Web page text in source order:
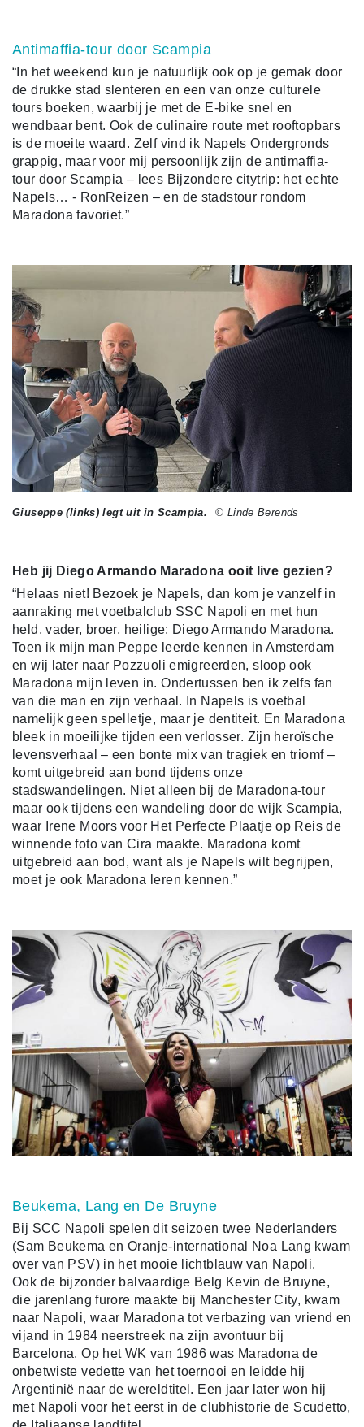
Antimaffia-tour door Scampia
“In het weekend kun je natuurlijk ook op je gemak door
de drukke stad slenteren en een van onze culturele
tours boeken, waarbij je met de E-bike snel en
wendbaar bent. Ook de culinaire route met rooftopbars
is de moeite waard. Zelf vind ik Napels Ondergronds
grappig, maar voor mij persoonlijk zijn de antimaffia-
tour door Scampia – lees Bijzondere citytrip: het echte
Napels… - RonReizen – en de stadstour rondom
Maradona favoriet.”
Giuseppe (links) legt uit in Scampia. © Linde Berends
Heb jij Diego Armando Maradona ooit live gezien?
“Helaas niet! Bezoek je Napels, dan kom je vanzelf in
aanraking met voetbalclub SSC Napoli en met hun
held, vader, broer, heilige: Diego Armando Maradona.
Toen ik mijn man Peppe leerde kennen in Amsterdam
en wij later naar Pozzuoli emigreerden, sloop ook
Maradona mijn leven in. Ondertussen ben ik zelfs fan
van die man en zijn verhaal. In Napels is voetbal
namelijk geen spelletje, maar je dentiteit. En Maradona
bleek in moeilijke tijden een verlosser. Zijn heroïsche
levensverhaal – een bonte mix van tragiek en triomf –
komt uitgebreid aan bond tijdens onze
stadswandelingen. Niet alleen bij de Maradona-tour
maar ook tijdens een wandeling door de wijk Scampia,
waar Irene Moors voor Het Perfecte Plaatje op Reis de
winnende foto van Cira maakte. Maradona komt
uitgebreid aan bod, want als je Napels wilt begrijpen,
moet je ook Maradona leren kennen.”
Beukema, Lang en De Bruyne
Bij SCC Napoli spelen dit seizoen twee Nederlanders
(Sam Beukema en Oranje-international Noa Lang kwam
over van PSV) in het mooie lichtblauw van Napoli.
Ook de bijzonder balvaardige Belg Kevin de Bruyne,
die jarenlang furore maakte bij Manchester City, kwam
naar Napoli, waar Maradona tot verbazing van vriend en
vijand in 1984 neerstreek na zijn avontuur bij
Barcelona. Op het WK van 1986 was Maradona de
onbetwiste vedette van het toernooi en leidde hij
Argentinië naar de wereldtitel. Een jaar later won hij
met Napoli voor het eerst in de clubhistorie de Scudetto,